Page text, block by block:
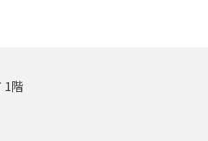
1階